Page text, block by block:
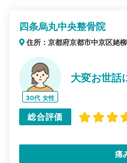
四条烏丸中央整骨院
住所：京都府京都市中京区姥
30代 女性
大変お世話
総合評価
痛